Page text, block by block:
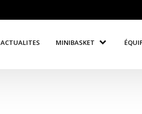
ACTUALITES MINIBASKET